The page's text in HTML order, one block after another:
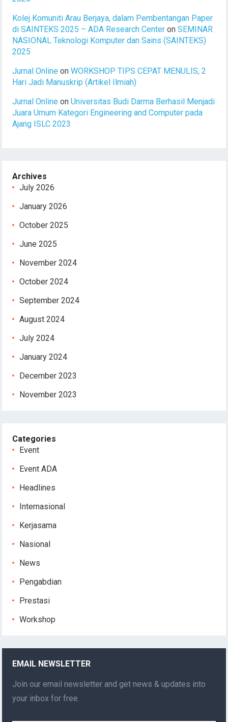
Kolej Komuniti Arau Berjaya, dalam Pembentangan Paper
di SAINTEKS 2025 – ADA Research Center onSEMINAR
NASIONAL Teknologi Komputer dan Sains (SAINTEKS)
2025
Jurnal Online onWORKSHOP TIPS CEPAT MENULIS, 2
Hari Jadi Manuskrip (Artikel Ilmiah)
Jurnal Online onUniversitas Budi Darma Berhasil Menjadi
Juara Umum Kategori Engineering and Computer pada
Ajang ISLC 2023
Archives
July 2026
January 2026
October 2025
June 2025
November 2024
October 2024
September 2024
August 2024
July 2024
January 2024
December 2023
November 2023
Categories
Event
Event ADA
Headlines
Internasional
Kerjasama
Nasional
News
Pengabdian
Prestasi
Workshop
EMAIL NEWSLETTER
Join our email newsletter and get news & updates into
your inbox for free.